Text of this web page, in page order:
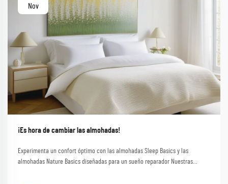
Nov
¡Es hora de cambiar las almohadas!
Experimenta un confort óptimo con las almohadas Sleep Basics y las
almohadas Nature Basics diseñadas para un sueño reparador Nuestras